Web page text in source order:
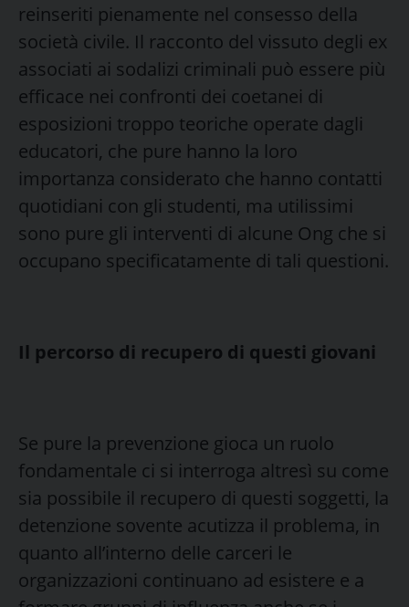
reinseriti pienamente nel consesso della
società civile. Il racconto del vissuto degli ex
associati ai sodalizi criminali può essere più
efficace nei confronti dei coetanei di
esposizioni troppo teoriche operate dagli
educatori, che pure hanno la loro
importanza considerato che hanno contatti
quotidiani con gli studenti, ma utilissimi
sono pure gli interventi di alcune Ong che si
occupano specificatamente di tali questioni.
Il percorso di recupero di questi giovani
Se pure la prevenzione gioca un ruolo
fondamentale ci si interroga altresì su come
sia possibile il recupero di questi soggetti, la
detenzione sovente acutizza il problema, in
quanto all’interno delle carceri le
organizzazioni continuano ad esistere e a